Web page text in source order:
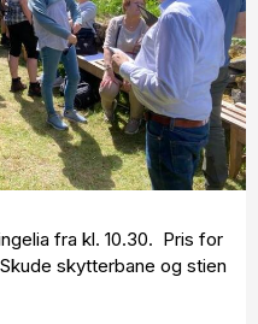
fra kl. 10.30. Pris for
skytterbane og stien